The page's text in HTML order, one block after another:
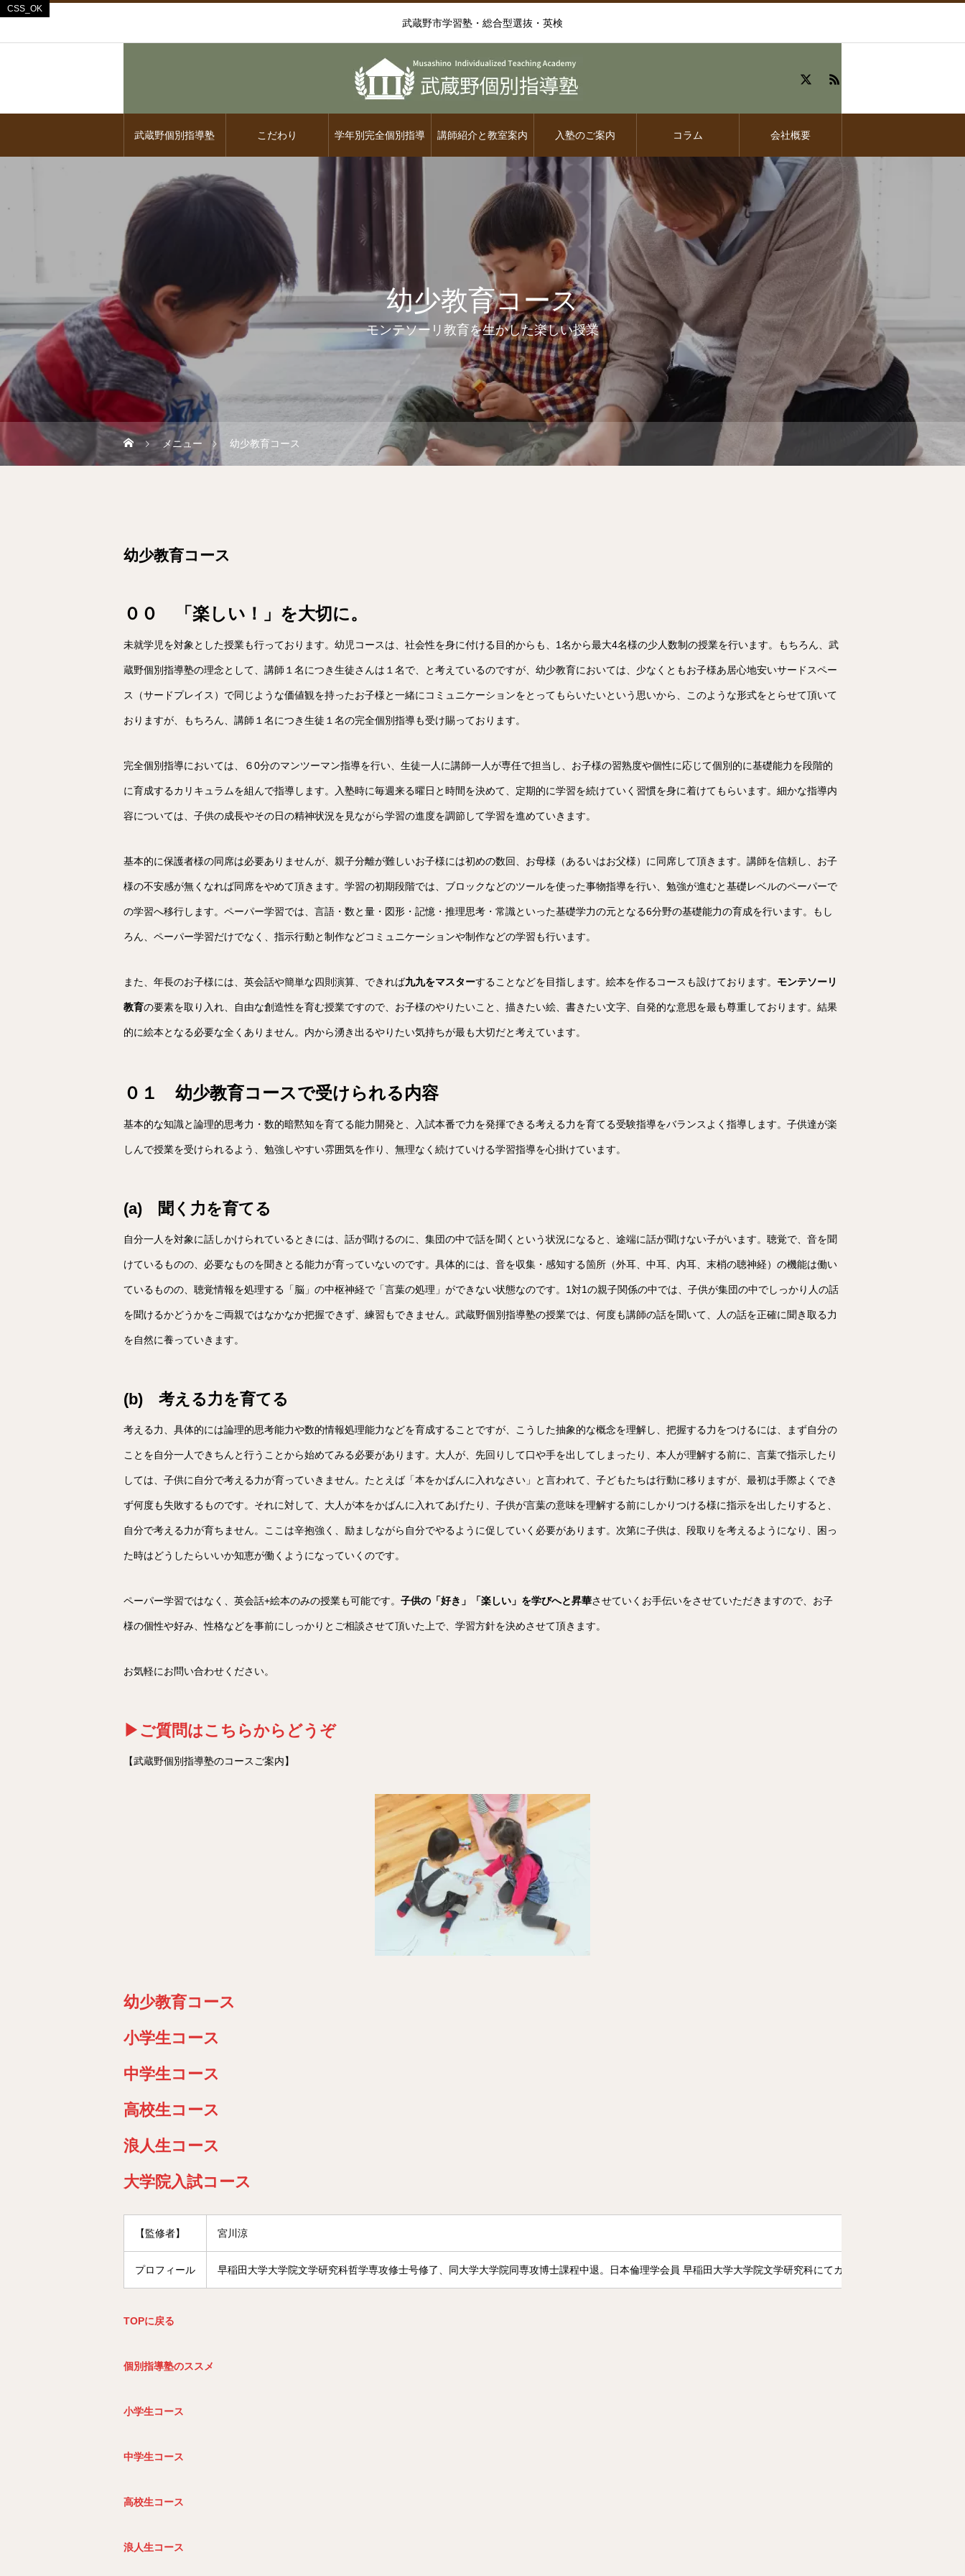
武蔵野市学習塾・総合型選抜・英検
武蔵野個別指導塾 こだわり 学年別完全個別指導 講師紹介と教室案内 入塾のご案内 コラム 会社概要
幼少教育コース
モンテソーリ教育を生かした楽しい授業
メニュー 幼少教育コース
幼少教育コース
００ 「楽しい！」を大切に。
未就学児を対象とした授業も行っております。幼児コースは、社会性を身に付ける目的からも、1名から最大4名様の少人数制の授業を行います。もちろん、武
蔵野個別指導塾の理念として、講師１名につき生徒さんは１名で、と考えているのですが、幼少教育においては、少なくともお子様あ居心地安いサードスペー
ス（サードプレイス）で同じような価値観を持ったお子様と一緒にコミュニケーションをとってもらいたいという思いから、このような形式をとらせて頂いて
おりますが、もちろん、講師１名につき生徒１名の完全個別指導も受け賜っております。
完全個別指導においては、６0分のマンツーマン指導を行い、生徒一人に講師一人が専任で担当し、お子様の習熟度や個性に応じて個別的に基礎能力を段階的
に育成するカリキュラムを組んで指導します。入塾時に毎週来る曜日と時間を決めて、定期的に学習を続けていく習慣を身に着けてもらいます。細かな指導内
容については、子供の成長やその日の精神状況を見ながら学習の進度を調節して学習を進めていきます。
基本的に保護者様の同席は必要ありませんが、親子分離が難しいお子様には初めの数回、お母様（あるいはお父様）に同席して頂きます。講師を信頼し、お子
様の不安感が無くなれば同席をやめて頂きます。学習の初期段階では、ブロックなどのツールを使った事物指導を行い、勉強が進むと基礎レベルのペーパーで
の学習へ移行します。ペーパー学習では、言語・数と量・図形・記憶・推理思考・常識といった基礎学力の元となる6分野の基礎能力の育成を行います。もし
ろん、ペーパー学習だけでなく、指示行動と制作などコミュニケーションや制作などの学習も行います。
また、年長のお子様には、英会話や簡単な四則演算、できれば九九をマスターすることなどを目指します。絵本を作るコースも設けております。 モンテソーリ
教育の要素を取り入れ、自由な創造性を育む授業ですので、お子様のやりたいこと、描きたい絵、書きたい文字、自発的な意思を最も尊重しております。結果
的に絵本となる必要な全くありません。内から湧き出るやりたい気持ちが最も大切だと考えています。
０１ 幼少教育コースで受けられる内容
基本的な知識と論理的思考力・数的暗黙知を育てる能力開発と、入試本番で力を発揮できる考える力を育てる受験指導をバランスよく指導します。子供達が楽
しんで授業を受けられるよう、勉強しやすい雰囲気を作り、無理なく続けていける学習指導を心掛けています。
(a) 聞く力を育てる
自分一人を対象に話しかけられているときには、話が聞けるのに、集団の中で話を聞くという状況になると、途端に話が聞けない子がいます。聴覚で、音を聞
けているものの、必要なものを聞きとる能力が育っていないのです。具体的には、音を収集・感知する箇所（外耳、中耳、内耳、末梢の聴神経）の機能は働い
ているものの、聴覚情報を処理する「脳」の中枢神経で「言葉の処理」ができない状態なのです。1対1の親子関係の中では、子供が集団の中でしっかり人の話
を聞けるかどうかをご両親ではなかなか把握できず、練習もできません。武蔵野個別指導塾の授業では、何度も講師の話を聞いて、人の話を正確に聞き取る力
を自然に養っていきます。
(b) 考える力を育てる
考える力、具体的には論理的思考能力や数的情報処理能力などを育成することですが、こうした抽象的な概念を理解し、把握する力をつけるには、まず自分の
ことを自分一人できちんと行うことから始めてみる必要があります。大人が、先回りして口や手を出してしまったり、本人が理解する前に、言葉で指示したり
しては、子供に自分で考える力が育っていきません。たとえば「本をかばんに入れなさい」と言われて、子どもたちは行動に移りますが、最初は手際よくでき
ず何度も失敗するものです。それに対して、大人が本をかばんに入れてあげたり、子供が言葉の意味を理解する前にしかりつける様に指示を出したりすると、
自分で考える力が育ちません。ここは辛抱強く、励ましながら自分でやるように促していく必要があります。次第に子供は、段取りを考えるようになり、困っ
た時はどうしたらいいか知恵が働くようになっていくのです。
ペーパー学習ではなく、英会話+絵本のみの授業も可能です。 子供の「好き」「楽しい」を学びへと昇華させていくお手伝いをさせていただきますので、お子
様の個性や好み、性格などを事前にしっかりとご相談させて頂いた上で、学習方針を決めさせて頂きます。
お気軽にお問い合わせください。
▶ご質問はこちらからどうぞ
【武蔵野個別指導塾のコースご案内】
幼少教育コース
小学生コース
中学生コース
高校生コース
浪人生コース
大学院入試コース
【監修者】 宮川涼
プロフィール 早稲田大学大学院文学研究科哲学専攻修士号修了、同大学大学院同専攻博士課程中退。日本倫理学会員 早稲田大学大学院文学研究科にてカント哲学を専攻する傍ら
TOPに戻る
個別指導塾のススメ
小学生コース
中学生コース
高校生コース
浪人生コース